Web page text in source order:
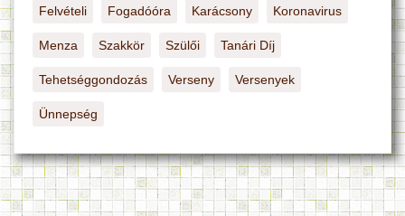
Felvételi Fogadóóra Karácsony Koronavirus
Menza Szakkör Szülői Tanári Díj
Tehetséggondozás Verseny Versenyek
Ünnepség